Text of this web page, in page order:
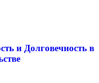
и Долговечность в